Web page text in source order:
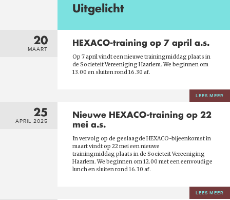
Uitgelicht
20
MAART
HEXACO-training op 7 april a.s.
Op 7 april vindt een nieuwe trainingmiddag plaats in
de Societeit Vereeniging Haarlem. We beginnen om
13.00 en sluiten rond 16.30 af.
LEES MEER
25
APRIL 2025
Nieuwe HEXACO-training op 22
mei a.s.
In vervolg op de geslaagde HEXACO-bijeenkomst in
maartvindt op 22 mei een nieuwe
trainingmiddag plaats in de Societeit Vereeniging
Haarlem. We beginnen om 12.00 met een eenvoudige
lunch en sluiten rond 16.30 af.
LEES MEER